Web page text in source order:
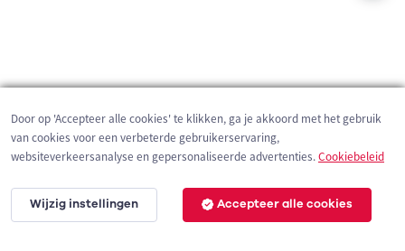
200 m
Door op 'Accepteer alle cookies' te klikken, ga je akkoord met het gebruik
van cookies voor een verbeterde gebruikerservaring,
websiteverkeersanalyse en gepersonaliseerde advertenties.Cookiebeleid
Wijzig instellingen Accepteer alle cookies